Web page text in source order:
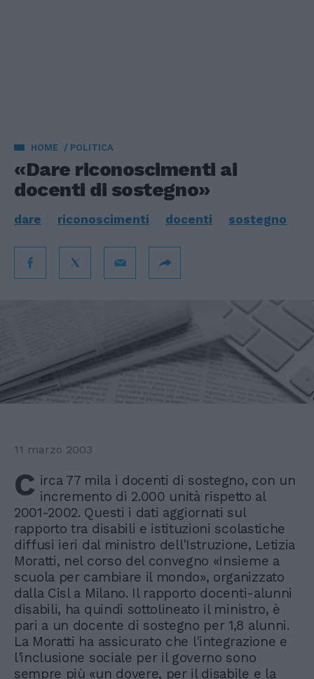
HOME POLITICA
«Dare riconoscimenti ai
docenti di sostegno»
dare riconoscimenti docenti sostegno
11 marzo 2003
C irca 77 mila i docenti di sostegno, con un
incremento di 2.000 unità rispetto al
2001-2002. Questi i dati aggiornati sul
rapporto tra disabili e istituzioni scolastiche
diffusi ieri dal ministro dell'Istruzione, Letizia
Moratti, nel corso del convegno «Insieme a
scuola per cambiare il mondo», organizzato
dalla Cisl a Milano. Il rapporto docenti-alunni
disabili, ha quindi sottolineato il ministro, è
pari a un docente di sostegno per 1,8 alunni.
La Moratti ha assicurato che l'integrazione e
l'inclusione sociale per il governo sono
sempre più «un dovere, per il disabile e la